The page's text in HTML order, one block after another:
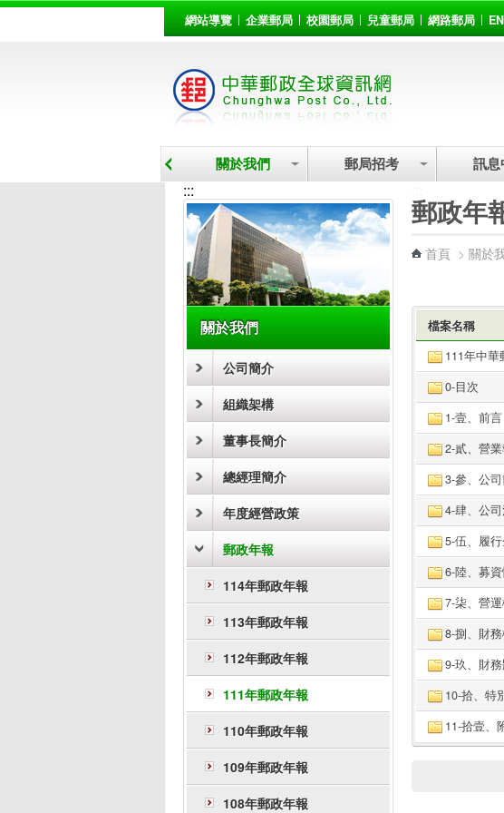
::: 網站導覽 企業郵局 校園郵局 兒童郵局 網路郵局
關於我們 郵局招考 訊息
:::
關於我們
公司簡介
組織架構
董事長簡介
總經理簡介
年度經營政策
郵政年報
114年郵政年報
113年郵政年報
112年郵政年報
111年郵政年報
110年郵政年報
109年郵政年報
108年郵政年報
郵政年
首頁 > 關於
檔案名稱
111年中華
0-目次
1-壹、前言
2-貳、營
3-參、公
4-肆、公
5-伍、履
6-陸、募
7-柒、營
8-捌、財
9-玖、財
10-拾、特
11-拾壹、